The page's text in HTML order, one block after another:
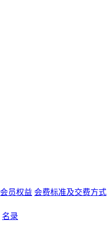
会员权益 会费标准及交费方式
名录